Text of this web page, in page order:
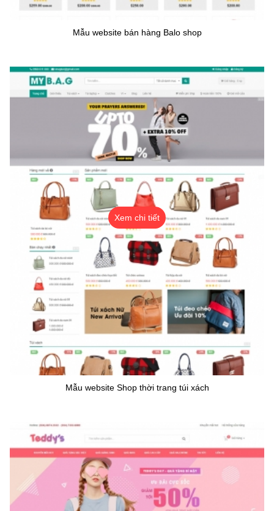
Mẫu website bán hàng Balo shop
Xem chi tiết
Mẫu website Shop thời trang túi xách